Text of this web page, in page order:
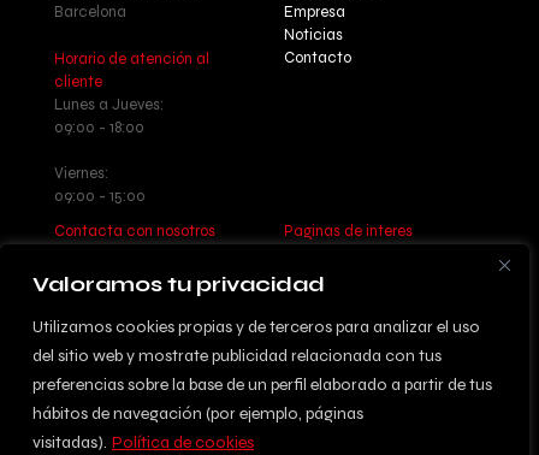
Valoramos tu privacidad
Utilizamos cookies propias y de terceros para analizar el uso
del sitio web y mostrate publicidad relacionada con tus
preferencias sobre la base de un perfil elaborado a partir de tus
hábitos de navegación (por ejemplo, páginas
visitadas). Política de cookies
Barcelona
Horario de atención al
cliente
Lunes a Jueves:
09:00 - 18:00
Viernes:
09:00 - 15:00
Empresa
Noticias
Contacto
Contacta con nosotros
Escribenos:
info@betatrueba.com
Paginas de interes
privacidad
Sitemap